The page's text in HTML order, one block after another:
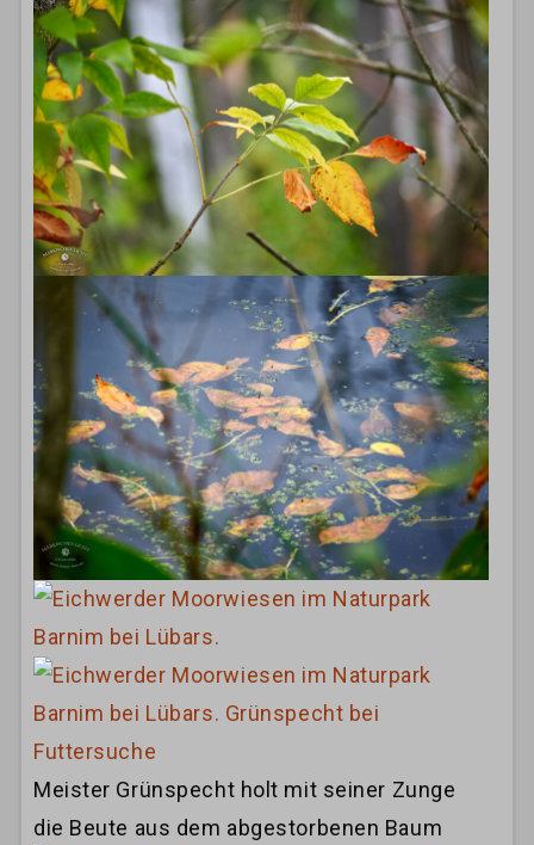
Meister Grünspecht holt mit seiner Zunge
die Beute aus dem abgestorbenen Baum